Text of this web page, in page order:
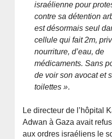
israélienne pour
contre sa détention
est désormais seul
cellule qui fait 2m,
nourriture, d’eau, de
médicaments. Sans
de voir son avocat et
toilettes ».
Le directeur de l’hôpital
Adwan à Gaza avait
aux ordres israéliens le